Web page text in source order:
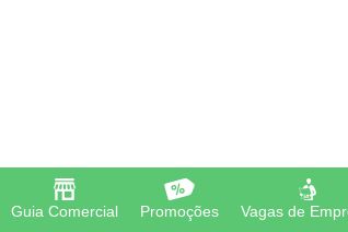
Guia Comercial Promoções Vagas de